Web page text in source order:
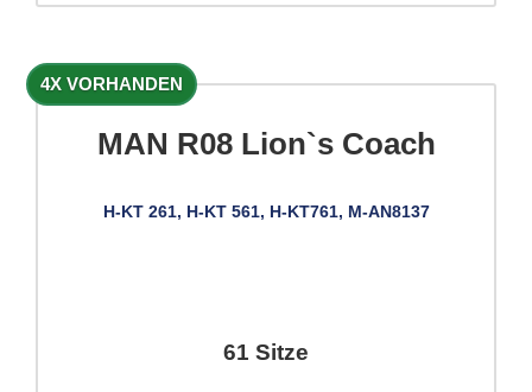
4X VORHANDEN
MAN R08 Lion`s Coach
H-KT 261, H-KT 561, H-KT761, M-AN8137
61 Sitze